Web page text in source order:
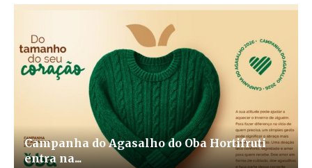
Campanha do Agasalho do Oba Hortifruti
entra na...